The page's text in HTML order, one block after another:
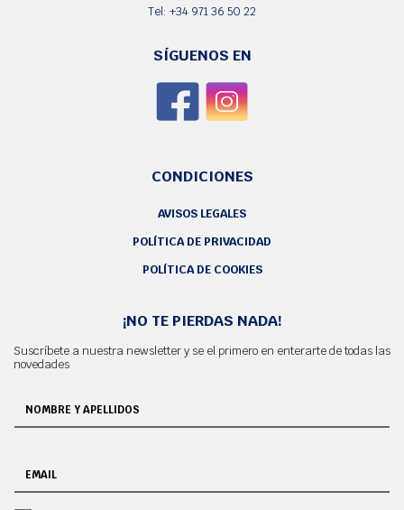
Tel: +34 971 36 50 22
SÍGUENOS EN
CONDICIONES
AVISOS LEGALES
POLÍTICA DE PRIVACIDAD
POLÍTICA DE COOKIES
¡NO TE PIERDAS NADA!
Suscríbete a nuestra newsletter y se el primero en enterarte de todas las
novedades
NOMBRE Y APELLIDOS
EMAIL